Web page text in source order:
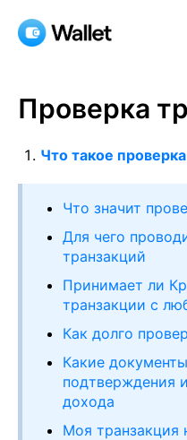
Проверка
Что такое
Что значит
Для чего
транзакций
Принимает ли
транзакции с
Как долго
Какие
подтверждения
дохода
Моя транзакция